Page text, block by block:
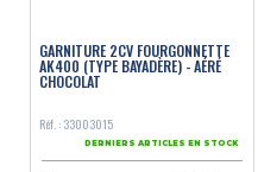
GARNITURE 2CV FOURGONNETTE
AK400 (TYPE BAYADÈRE) - AÉRÉ
CHOCOLAT
Réf. : 33003015
DERNIERS ARTICLES EN STOCK